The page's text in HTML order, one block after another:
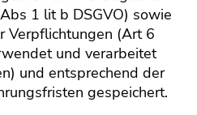
1 lit b DSGVO) sowie
Verpflichtungen (Art 6
und verarbeitet
und entsprechend der
gespeichert.